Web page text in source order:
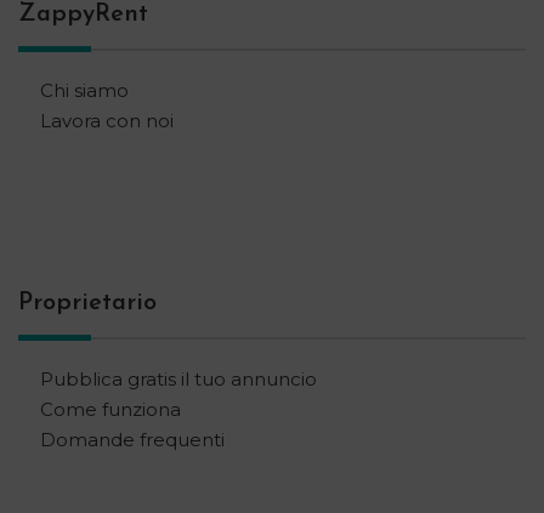
ZappyRent
Chi siamo
Lavora con noi
Proprietario
Pubblica gratis il tuo annuncio
Come funziona
Domande frequenti